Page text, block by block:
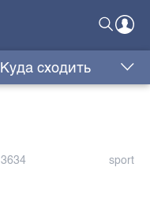
Куда сходить
3634 sport